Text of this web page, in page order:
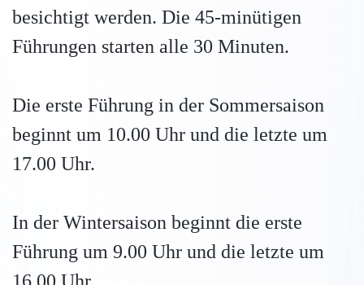
besichtigt werden. Die 45-minütigen
Führungen starten alle 30 Minuten.
Die erste Führung in der Sommersaison
beginnt um 10.00 Uhr und die letzte um
17.00 Uhr.
In der Wintersaison beginnt die erste
Führung um 9.00 Uhr und die letzte um
16.00 Uhr.